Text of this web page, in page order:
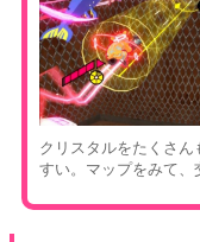
クリスタルをたくさ
すい。マップをみて、